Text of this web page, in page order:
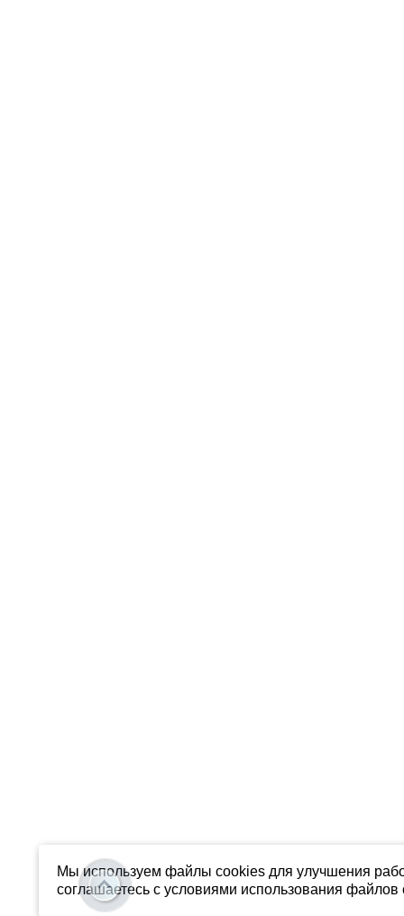
Мы используем файлы cookies для улучшения
соглашаетесь с условиями использования файлов